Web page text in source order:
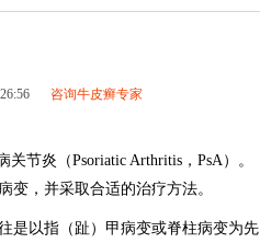
咨询牛皮癣专家
节炎（Psoriatic Arthritis，PsA）。
变，并采取合适的治疗方法。
是以指（趾）甲病变或脊柱病变为先